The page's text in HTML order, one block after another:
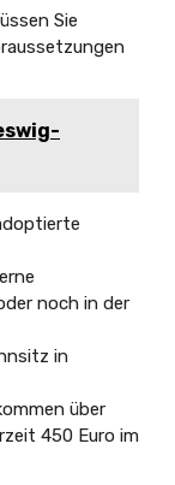
Sie
noch in der
in
über
450 Euro im